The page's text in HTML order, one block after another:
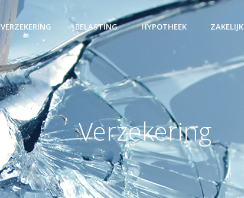
VERZEKERING BELASTING HYPOTHEEK ZAKELIJK
Verzekering